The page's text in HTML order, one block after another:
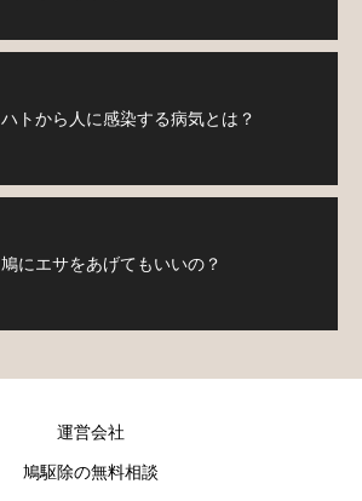
ハトから人に感染する病気とは？
鳩にエサをあげてもいいの？
運営会社
鳩駆除の無料相談